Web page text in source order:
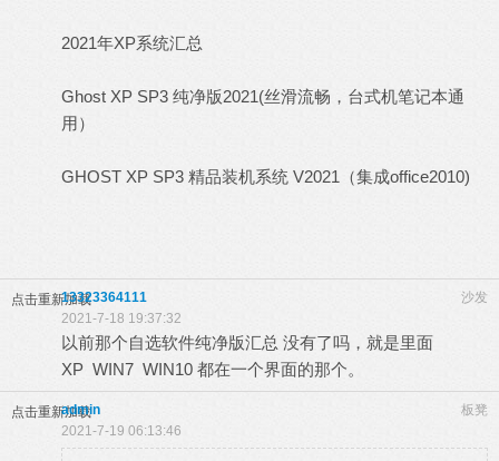
2021年XP系统汇总
Ghost XP SP3 纯净版2021(丝滑流畅，台式机笔记本通
用）
GHOST XP SP3 精品装机系统 V2021（集成office2010)
点击重新加载 沙发
13323364111
2021-7-18 19:37:32
以前那个自选软件纯净版汇总 没有了吗，就是里面
XP WIN7 WIN10 都在一个界面的那个。
点击重新加载 板凳
admin
2021-7-19 06:13:46